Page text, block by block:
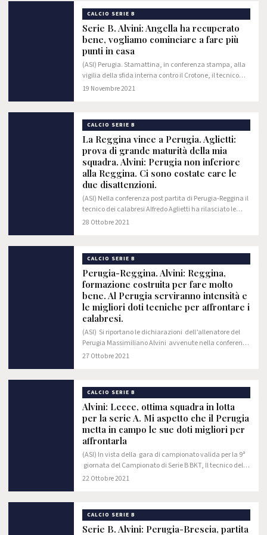
CALCIO SERIE B
Serie B. Alvini: Angella ha recuperato
bene, vogliamo cominciare a fare più
punti in casa
(ASI) Perugia. Stamattina, in conferenza stampa, alla
vigilia della sfida interna contro il Crotone, il tecnico
Massimiliano Alvini ha spiegato: "Abbiamo lavorato
19 Novembre 2021
CALCIO SERIE B
La Reggina vince a Perugia. Aglietti:
prova di grande maturità della mia
squadra. Alvini: Perugia non inferiore
alla Reggina. Ci sono costate care le
due disattenzioni.
(ASI) Nella conferenza post partita di Perugia-Reggina il
tecnico dei calabresi Alfredo Aglietti ha rilasciato le
seguenti dichiarazioni: " La classifica non la guardo.
28 Ottobre 2021
CALCIO SERIE B
Perugia-Reggina. Alvini: Reggina,
formazione costruita per fare molto
bene. Al Perugia serviranno intensità e
le migliori doti tecniche per affrontare i
calabresi.
(ASI) Si riportano le dichiarazioni dell’allenatore del
Perugia Massimiliano Alvini avvenute nella conferenza
stampa pre gara fra le due forti compagini della Serie
27 Ottobre 2021
CALCIO SERIE B
Alvini: Lecce, ottima squadra in lotta
per la serie A. Mi aspetto che il Perugia
metta in campo le sue doti migliori per
affrontarla
(ASI) In vista della gara di campionato valida per la 9ª
giornata del Campionato di Serie B BKT, Il tecnico del
Grifo Massimiliano Alvini nella conferenza stampa pre-
22 Ottobre 2021
CALCIO SERIE B
Serie B. Alvini: Perugia-Brescia, partita